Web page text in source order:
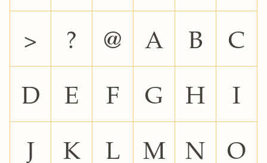
>
? @ A B
C
D
E F G H
I
J
K L M N
O